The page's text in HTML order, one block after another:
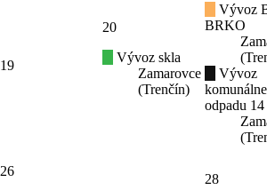
19
20
Vývoz skla
Zamarovce
(Trenčín)
Vývoz
BRKO
Vývoz
odpadu
26
28